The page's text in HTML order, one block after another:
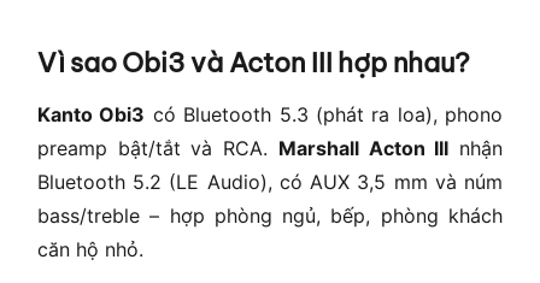
Vì sao Obi3 và Acton III hợp nhau?
Kanto Obi3 có Bluetooth 5.3 (phát ra loa), phono
preamp bật/tắt và RCA. Marshall Acton III nhận
Bluetooth 5.2 (LE Audio), có AUX 3,5 mm và núm
bass/treble – hợp phòng ngủ, bếp, phòng khách
căn hộ nhỏ.